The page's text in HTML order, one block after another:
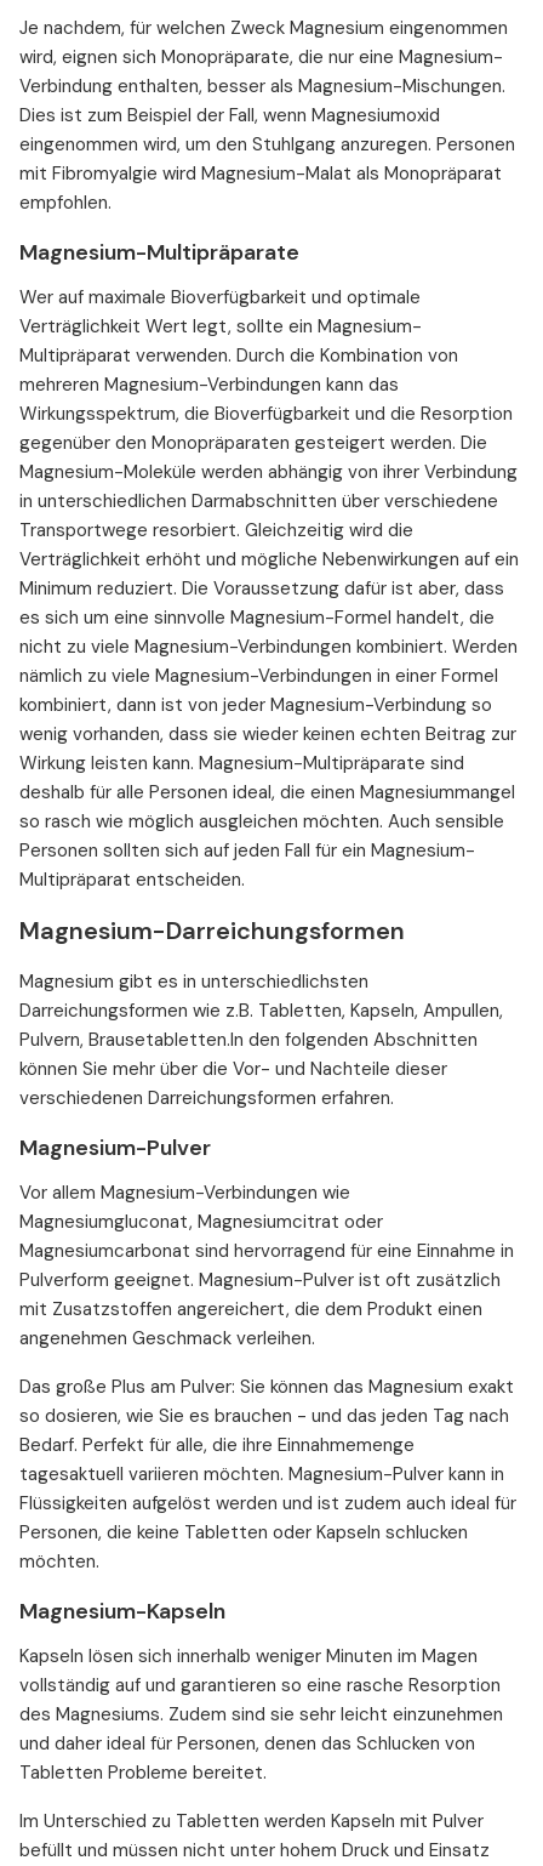
Je nachdem, für welchen Zweck Magnesium eingenommen
wird, eignen sich Monopräparate, die nur eine Magnesium-
Verbindung enthalten, besser als Magnesium-Mischungen.
Dies ist zum Beispiel der Fall, wenn Magnesiumoxid
eingenommen wird, um den Stuhlgang anzuregen. Personen
mit Fibromyalgie wird Magnesium-Malat als Monopräparat
empfohlen.
Magnesium-Multipräparate
Wer auf maximale Bioverfügbarkeit und optimale
Verträglichkeit Wert legt, sollte ein Magnesium-
Multipräparat verwenden. Durch die Kombination von
mehreren Magnesium-Verbindungen kann das
Wirkungsspektrum, die Bioverfügbarkeit und die Resorption
gegenüber den Monopräparaten gesteigert werden. Die
Magnesium-Moleküle werden abhängig von ihrer Verbindung
in unterschiedlichen Darmabschnitten über verschiedene
Transportwege resorbiert. Gleichzeitig wird die
Verträglichkeit erhöht und mögliche Nebenwirkungen auf ein
Minimum reduziert. Die Voraussetzung dafür ist aber, dass
es sich um eine sinnvolle Magnesium-Formel handelt, die
nicht zu viele Magnesium-Verbindungen kombiniert. Werden
nämlich zu viele Magnesium-Verbindungen in einer Formel
kombiniert, dann ist von jeder Magnesium-Verbindung so
wenig vorhanden, dass sie wieder keinen echten Beitrag zur
Wirkung leisten kann. Magnesium-Multipräparate sind
deshalb für alle Personen ideal, die einen Magnesiummangel
so rasch wie möglich ausgleichen möchten. Auch sensible
Personen sollten sich auf jeden Fall für ein Magnesium-
Multipräparat entscheiden.
Magnesium-Darreichungsformen
Magnesium gibt es in unterschiedlichsten
Darreichungsformen wie z.B. Tabletten, Kapseln, Ampullen,
Pulvern, Brausetabletten.In den folgenden Abschnitten
können Sie mehr über die Vor- und Nachteile dieser
verschiedenen Darreichungsformen erfahren.
Magnesium-Pulver
Vor allem Magnesium-Verbindungen wie
Magnesiumgluconat, Magnesiumcitrat oder
Magnesiumcarbonat sind hervorragend für eine Einnahme in
Pulverform geeignet. Magnesium-Pulver ist oft zusätzlich
mit Zusatzstoffen angereichert, die dem Produkt einen
angenehmen Geschmack verleihen.
Das große Plus am Pulver: Sie können das Magnesium exakt
so dosieren, wie Sie es brauchen - und das jeden Tag nach
Bedarf. Perfekt für alle, die ihre Einnahmemenge
tagesaktuell variieren möchten. Magnesium-Pulver kann in
Flüssigkeiten aufgelöst werden und ist zudem auch ideal für
Personen, die keine Tabletten oder Kapseln schlucken
möchten.
Magnesium-Kapseln
Kapseln lösen sich innerhalb weniger Minuten im Magen
vollständig auf und garantieren so eine rasche Resorption
des Magnesiums. Zudem sind sie sehr leicht einzunehmen
und daher ideal für Personen, denen das Schlucken von
Tabletten Probleme bereitet.
Im Unterschied zu Tabletten werden Kapseln mit Pulver
befüllt und müssen nicht unter hohem Druck und Einsatz